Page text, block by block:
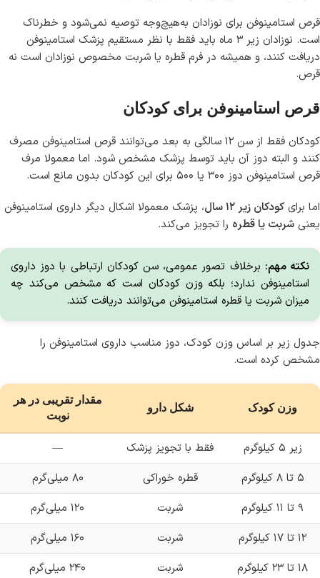
قرص استامینوفن برای نوزادان به‌هیچ‌وجه توصیه نمی‌شود و خطرناک
است. نوزادان زیر ۳ ماه باید فقط با نظر مستقیم پزشک استامینوفن
دریافت کنند، و همیشه در فرم قطره یا شربت مخصوص نوزادان است نه
قرص.
قرص استامینوفن برای کودکان
کودکان فقط از سن ۱۲ سالگی به بعد می‌توانند قرص استامینوفن مصرف
کنند و البته دوز آن باید توسط پزشک مشخص شود. اما معمولا مرف
قرص استامینوفن دوز ۳۰۰ یا ۵۰۰ برای این کودکان بدون مانع است.
اما برای کودکان زیر ۱۲ سال
، پزشک معمولا اشکال دیگر داروی استامینوفن
یعنی شربت یا قطره را تجویز می‌کند.
نکته مهم: برخلاف تصور عمومی، سن کودکان ارتباطی با دوز داروی
استامینوفن ندارد؛ بلکه وزن کودکان است که مشخص می‌کند چه
میزان شربت یا قطره استامینوفن می‌توانند دریافت کنند.
جدول زیر بر اساس وزن کودک، دوز مناسب داروی استامینوفن را
مشخص کرده است.
وزن کودک شکل دارو
مقدار تقریبی در هر
نوبت
زیر ۵ کیلوگرم فقط با تجویز پزشک
—
۵ تا ۸ کیلوگرم
قطره خوراکی
۸۰ میلی‌گرم
۹ تا ۱۱ کیلوگرم
شربت
۱۲۰ میلی‌گرم
۱۲ تا ۱۷ کیلوگرم
شربت
۱۶۰ میلی‌گرم
۱۸ تا ۲۳ کیلوگرم
شربت
۲۴۰ میلی‌گرم